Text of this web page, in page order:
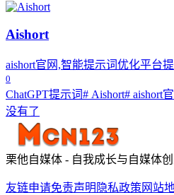
Aishort
aishort官网,智能提示词优化平台
0
ChatGPT提示词# Aishort# aishort
没有了
栗他自媒体 - 自我成长与自媒体
友链申请免责声明 隐私政策 网站